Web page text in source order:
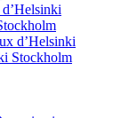
d’Helsinki
Stockholm